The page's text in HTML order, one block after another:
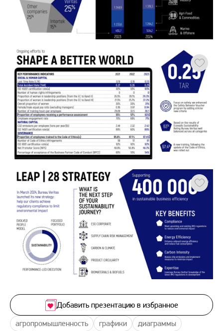
агропромышленность графики диаграммы
Добавить презентацию в избранное